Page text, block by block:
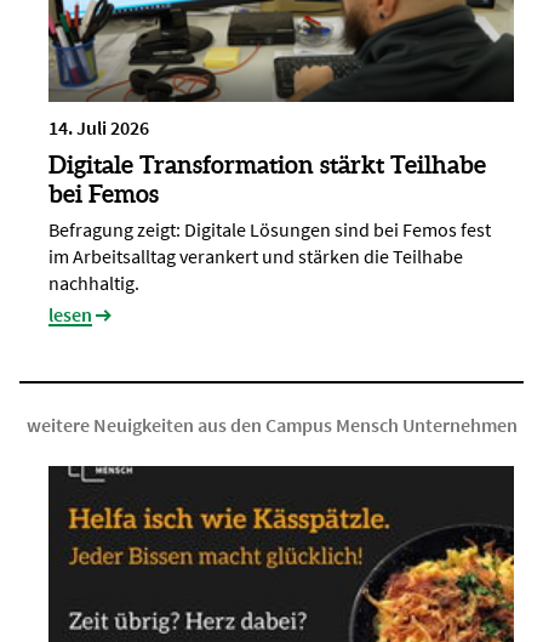
14. Juli 2026
Digitale Transformation stärkt Teilhabe
bei Femos
Befragung zeigt: Digitale Lösungen sind bei Femos fest
im Arbeitsalltag verankert und stärken die Teilhabe
nachhaltig.
lesen
weitere Neuigkeiten aus den Campus Mensch Unternehmen